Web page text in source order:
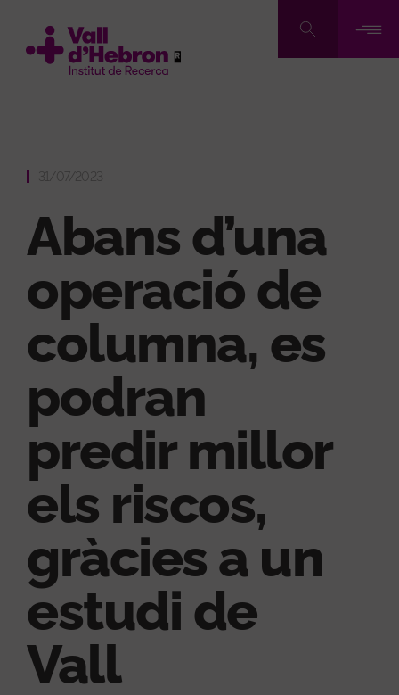
contingut
31/07/2023
Abans d’una
operació de
columna, es
podran
predir millor
els riscos,
gràcies a un
estudi de
Vall